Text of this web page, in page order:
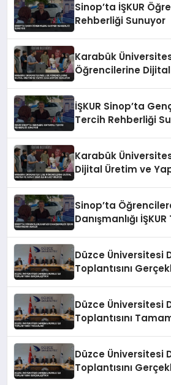
Sinop’ta İŞKUR
Rehberliği Sunuyor
Karabük
Öğrencilerine
İŞKUR Sinop’ta
Tercih Rehberliği
Karabük
Dijital Üretim ve
Sinop’ta
Danışmanlığı
Düzce Üniversitesi
Toplantısını
Düzce Üniversitesi
Toplantısını
Düzce Üniversitesi
Toplantısını